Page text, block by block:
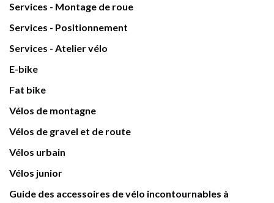
Services - Montage de roue
Services - Positionnement
Services - Atelier vélo
E-bike
Fat bike
Vélos de montagne
Vélos de gravel et de route
Vélos urbain
Vélos junior
Guide des accessoires de vélo incontournables à